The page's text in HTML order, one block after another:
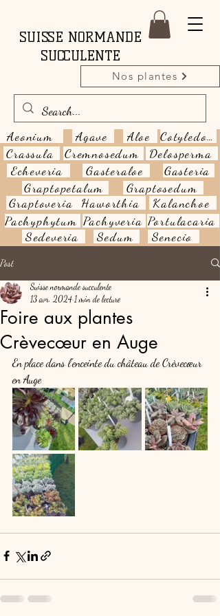
SUISSE NORMANDE
SUCCULENTE
Nos plantes
Aeonium Agave Aloe
Cotyledon
Crassula
Cremnosedum
Delosperma
Echeveria
Gasteraloe
Gasteria
Graptopetalum
Graptosedum
Graptoveria Haworthia
Kalanchoe
Pachyphytum Pachyveria
Sedeveria
Sedum
Portulacaria
Senecio
Post
Foire aux plantes
Crèvecœur en Auge
Suisse normande succulente
13 avr. 2024 1 min de lecture
En place dans l'enceinte du château de Crèvecœur
en Auge